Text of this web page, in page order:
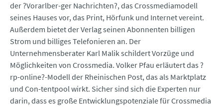
der ?Vorarlber-ger Nachrichten?, das Crossmediamodell
seines Hauses vor, das Print, Hörfunk und Internet vereint.
Außerdem bietet der Verlag seinen Abonnenten billigen
Strom und billiges Telefonieren an. Der
Unternehmensberater Karl Malik schildert Vorzüge und
Möglichkeiten von Crossmedia. Volker Pfau erläutert das ?
rp-online?-Modell der Rheinischen Post, das als Marktplatz
und Con-tentpool wirkt. Sicher sind sich die Experten nur
darin, dass es große Entwicklungspotenziale für Crossmedia